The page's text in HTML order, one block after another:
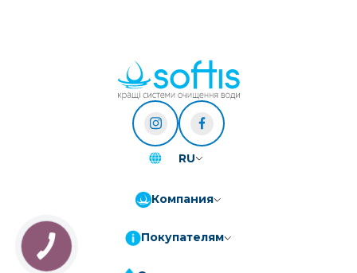
RU
Компания
Покупателям